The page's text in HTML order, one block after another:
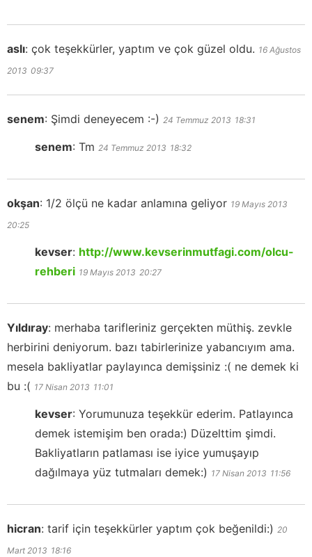
aslı: çok teşekkürler, yaptım ve çok güzel oldu. 16 Ağustos
2013 09:37
senem: Şimdi deneyecem :-) 24 Temmuz 2013 18:31
senem: Tm 24 Temmuz 2013 18:32
okşan: 1/2 ölçü ne kadar anlamına geliyor 19 Mayıs 2013
20:25
kevser: http://www.kevserinmutfagi.com/olcu-
rehberi 19 Mayıs 2013 20:27
Yıldıray: merhaba tarifleriniz gerçekten müthiş. zevkle
herbirini deniyorum. bazı tabirlerinize yabancıyım ama.
mesela bakliyatlar paylayınca demişsiniz :( ne demek ki
bu :( 17 Nisan 2013 11:01
kevser: Yorumunuza teşekkür ederim. Patlayınca
demek istemişim ben orada:) Düzelttim şimdi.
Bakliyatların patlaması ise iyice yumuşayıp
dağılmaya yüz tutmaları demek:) 17 Nisan 2013 11:56
hicran: tarif için teşekkürler yaptım çok beğenildi:) 20
Mart 2013 18:16